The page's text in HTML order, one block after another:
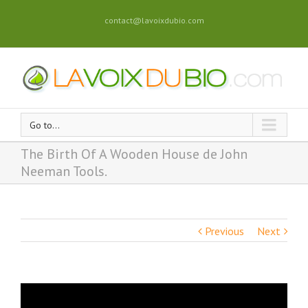
contact@lavoixdubio.com
Go to...
The Birth Of A Wooden House de John
Neeman Tools.
Previous Next